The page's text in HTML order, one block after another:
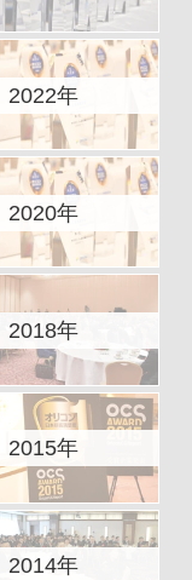
2022年
2020年
2018年
2015年
2014年